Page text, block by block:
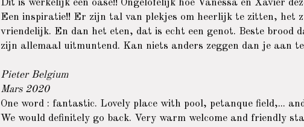
Dit is werkelijk een oase!! Ongelofelijk hoe Vanessa en Xavier
Een inspiratie!! Er zijn tal van plekjes om heerlijk te zitten, het
vriendelijk. En dan het eten, dat is echt een genot. Beste brood
zijn allemaal uitmuntend. Kan niets anders zeggen dan je aan
Pieter Belgium
Mars 2020
One word : fantastic. Lovely place with pool, petanque field,...
We would definitely go back. Very warm welcome and friendly